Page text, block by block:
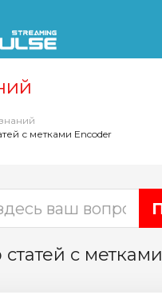
с метками Encoder
с метками